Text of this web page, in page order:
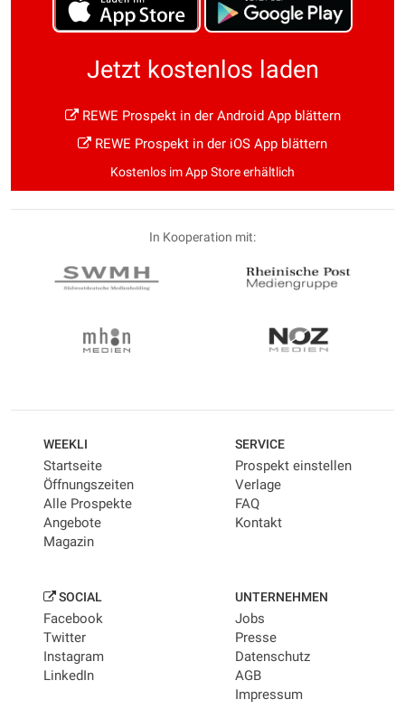
Jetzt kostenlos laden
REWE Prospekt in der Android App blättern
REWE Prospekt in der iOS App blättern
Kostenlos im App Store erhältlich
In Kooperation mit:
WEEKLI
Startseite
Öffnungszeiten
Alle Prospekte
Angebote
Magazin
SERVICE
Prospekt einstellen
Verlage
FAQ
Kontakt
SOCIAL
Facebook
Twitter
Instagram
LinkedIn
UNTERNEHMEN
Jobs
Presse
Datenschutz
AGB
Impressum